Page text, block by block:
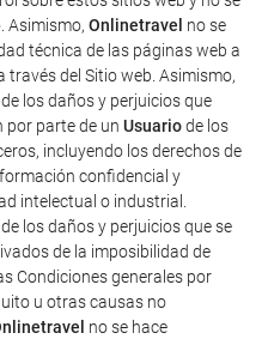
Asimismo, Onlinetravel no se
técnica de las páginas web a
través del Sitio web. Asimismo,
los daños y perjuicios que
por parte de un Usuariode los
incluyendo los derechos de
confidencial y
intelectual o industrial.
los daños y perjuicios que se
de la imposibilidad de
Condiciones generales por
u otras causas no
no se hace